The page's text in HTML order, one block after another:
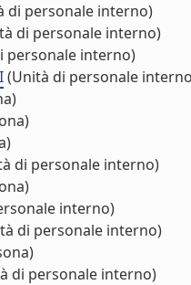
di personale interno)
di personale interno)
personale interno)
(Unità di personale
di personale interno)
interno)
di personale interno)
di personale interno)